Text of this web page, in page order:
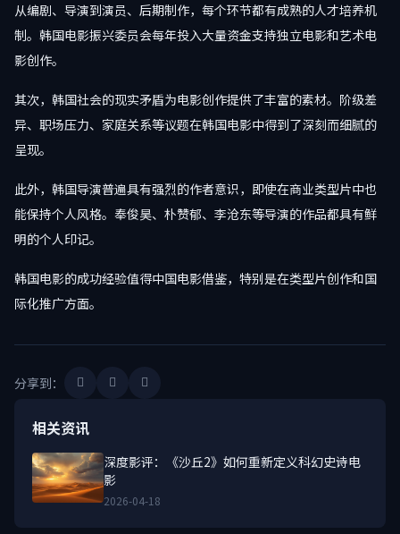
从编剧、导演到演员、后期制作，每个环节都有成熟的人才培养机
制。韩国电影振兴委员会每年投入大量资金支持独立电影和艺术电
影创作。
其次，韩国社会的现实矛盾为电影创作提供了丰富的素材。阶级差
异、职场压力、家庭关系等议题在韩国电影中得到了深刻而细腻的
呈现。
此外，韩国导演普遍具有强烈的作者意识，即使在商业类型片中也
能保持个人风格。奉俊昊、朴赞郁、李沧东等导演的作品都具有鲜
明的个人印记。
韩国电影的成功经验值得中国电影借鉴，特别是在类型片创作和国
际化推广方面。
分享到：
相关资讯
深度影评：《沙丘2》如何重新定义科幻史诗电
影
2026-04-18